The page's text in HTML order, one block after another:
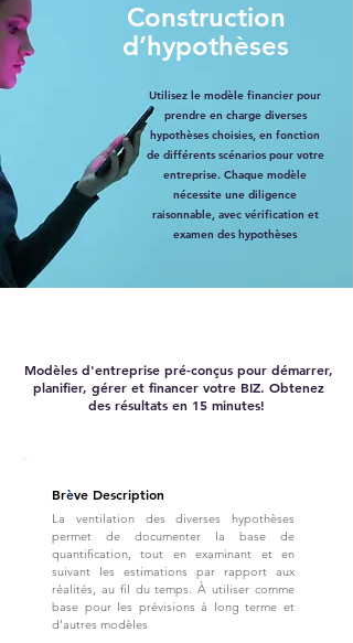
Construction
d’hypothèses
Utilisez le modèle financier pour
prendre en charge diverses
hypothèses choisies, en fonction
de différents scénarios pour votre
entreprise. Chaque modèle
nécessite une diligence
raisonnable, avec vérification et
examen des hypothèses
Modèles d'entreprise pré-conçus pour démarrer,
planifier, gérer et financer votre BIZ. Obtenez
des résultats en 15 minutes!
Brève Description
La ventilation des diverses hypothèses
permet de documenter la base de
quantification, tout en examinant et en
suivant les estimations par rapport aux
réalités, au fil du temps. À utiliser comme
base pour les prévisions à long terme et
d’autres modèles